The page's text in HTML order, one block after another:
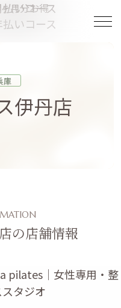
庫
伊丹店
の店舗情報
pilates｜女性専用・整
タジオ
いコース
月分お得
いコース